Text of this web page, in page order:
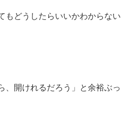
もどうしたらいいかわからない
、開けれるだろう」と余裕ぶっ